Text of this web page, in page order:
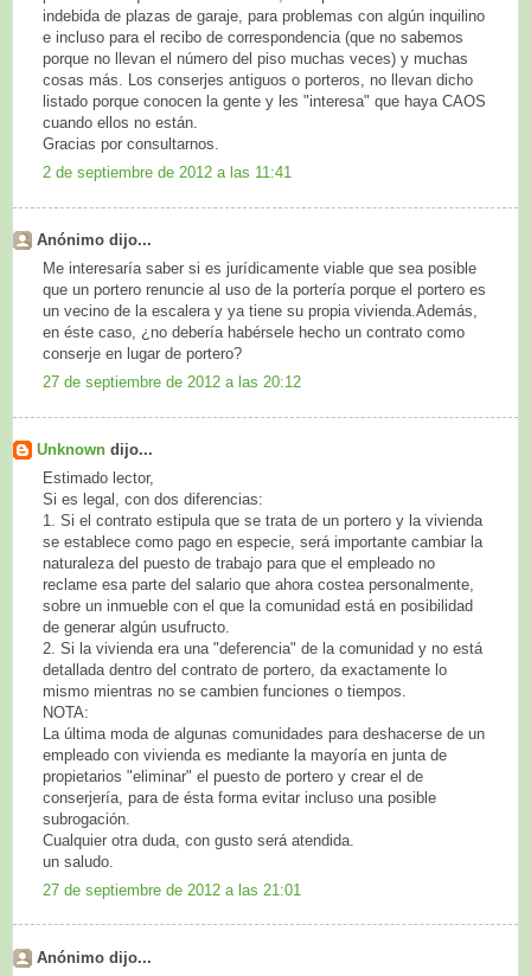
indebida de plazas de garaje, para problemas con algún inquilino
e incluso para el recibo de correspondencia (que no sabemos
porque no llevan el número del piso muchas veces) y muchas
cosas más. Los conserjes antiguos o porteros, no llevan dicho
listado porque conocen la gente y les "interesa" que haya CAOS
cuando ellos no están.
Gracias por consultarnos.
2 de septiembre de 2012 a las 11:41
Anónimo dijo...
Me interesaría saber si es jurídicamente viable que sea posible
que un portero renuncie al uso de la portería porque el portero es
un vecino de la escalera y ya tiene su propia vivienda.Además,
en éste caso, ¿no debería habérsele hecho un contrato como
conserje en lugar de portero?
27 de septiembre de 2012 a las 20:12
Unknown dijo...
Estimado lector,
Si es legal, con dos diferencias:
1. Si el contrato estipula que se trata de un portero y la vivienda
se establece como pago en especie, será importante cambiar la
naturaleza del puesto de trabajo para que el empleado no
reclame esa parte del salario que ahora costea personalmente,
sobre un inmueble con el que la comunidad está en posibilidad
de generar algún usufructo.
2. Si la vivienda era una "deferencia" de la comunidad y no está
detallada dentro del contrato de portero, da exactamente lo
mismo mientras no se cambien funciones o tiempos.
NOTA:
La última moda de algunas comunidades para deshacerse de un
empleado con vivienda es mediante la mayoría en junta de
propietarios "eliminar" el puesto de portero y crear el de
conserjería, para de ésta forma evitar incluso una posible
subrogación.
Cualquier otra duda, con gusto será atendida.
un saludo.
27 de septiembre de 2012 a las 21:01
Anónimo dijo...